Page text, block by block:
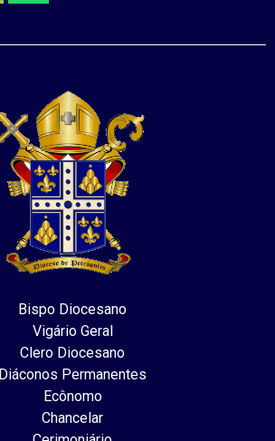
Bispo Diocesano
Vigário Geral
Clero Diocesano
Diáconos Permanentes
Ecônomo
Chancelar